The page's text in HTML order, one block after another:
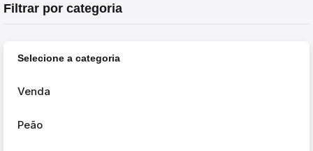
Filtrar por categoria
Selecione a categoria
Venda
Peão